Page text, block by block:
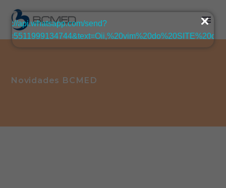
Novidades BCMED